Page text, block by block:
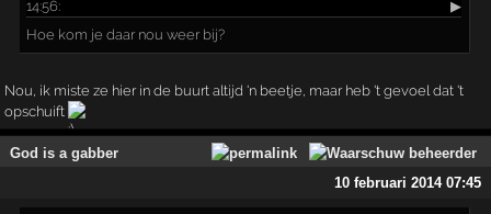
14:56:
▶
Hoe kom je daar nou weer bij?
Nou, ik miste ze hier in de buurt altijd 'n beetje, maar heb 't gevoel dat 't
opschuift
God is a gabber
10 februari 2014 07:45